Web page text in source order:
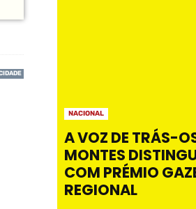
NACIONAL
A VOZ DE TRÁS-
MONTES
COM PRÉMIO
REGIONAL